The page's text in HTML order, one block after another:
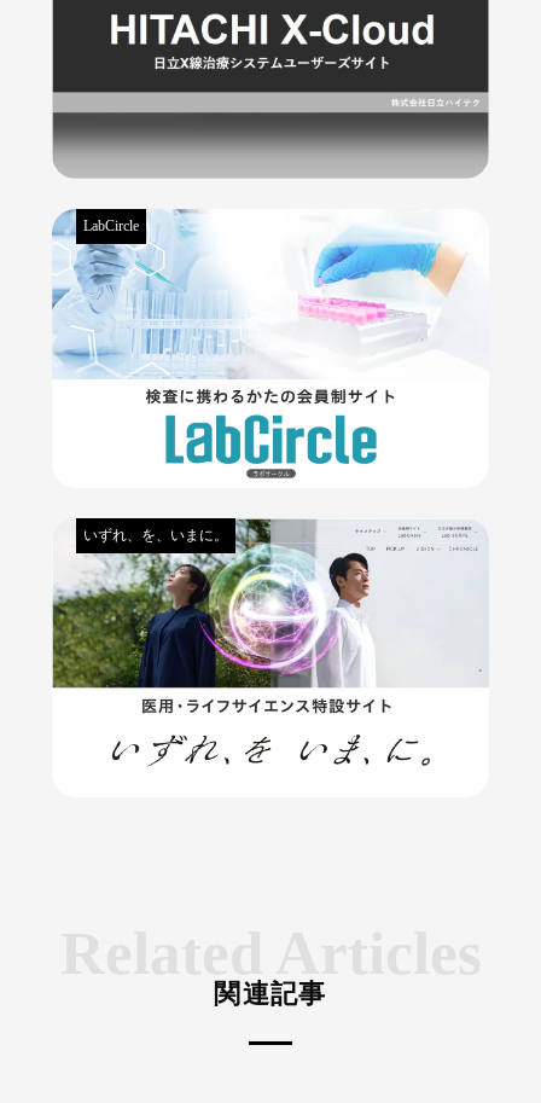
LabCircle
いずれ、を、いまに。
関連記事